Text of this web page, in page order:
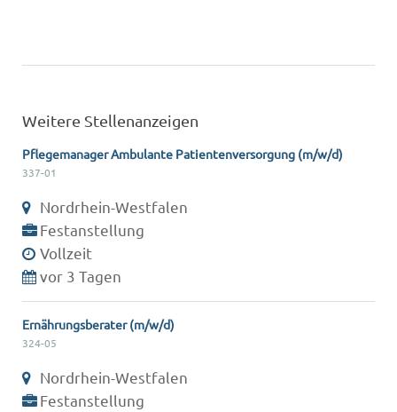
Weitere Stellenanzeigen
Pflegemanager Ambulante Patientenversorgung (m/w/d)
337-01
Nordrhein-Westfalen
Festanstellung
Vollzeit
vor 3 Tagen
Ernährungsberater (m/w/d)
324-05
Nordrhein-Westfalen
Festanstellung